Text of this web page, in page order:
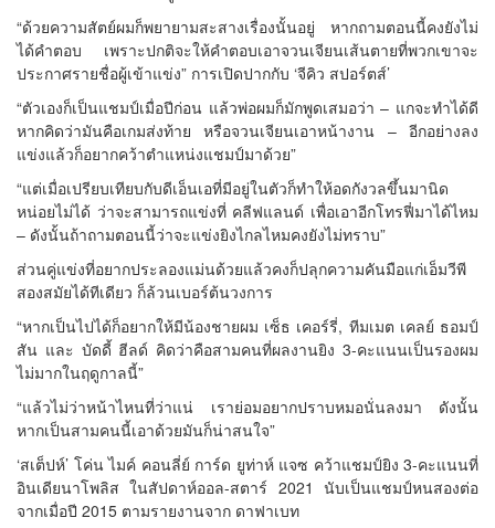
“ด้วยความสัตย์ผมก็พยายามสะสางเรื่องนั้นอยู่ หากถามตอนนี้คงยังไม่
ได้คำตอบ เพราะปกติจะให้คำตอบเอาจวนเจียนเส้นตายที่พวกเขาจะ
ประกาศรายชื่อผู้เข้าแข่ง” การเปิดปากกับ ‘จีคิว สปอร์ตส์’
“ตัวเองก็เป็นแชมป์เมื่อปีก่อน แล้วพ่อผมก็มักพูดเสมอว่า – แกจะทำได้ดี
หากคิดว่ามันคือเกมส่งท้าย หรือจวนเจียนเอาหน้างาน – อีกอย่างลง
แข่งแล้วก็อยากคว้าตำแหน่งแชมป์มาด้วย”
“แต่เมื่อเปรียบเทียบกับดีเอ็นเอที่มีอยู่ในตัวก็ทำให้อดกังวลขึ้นมานิด
หน่อยไม่ได้ ว่าจะสามารถแข่งที่ คลีฟแลนด์ เพื่อเอาอีกโทรฟี่มาได้ไหม
– ดังนั้นถ้าถามตอนนี้ว่าจะแข่งยิงไกลไหมคงยังไม่ทราบ”
ส่วนคู่แข่งที่อยากประลองแม่นด้วยแล้วคงก็ปลุกความคันมือแก่เอ็มวีพี
สองสมัยได้ทีเดียว ก็ล้วนเบอร์ต้นวงการ
“หากเป็นไปได้ก็อยากให้มีน้องชายผม เซ็ธ เคอร์รี่, ทีมเมต เคลย์ ธอมป์
สัน และ บัดดี้ ฮีลด์ คิดว่าคือสามคนที่ผลงานยิง 3-คะแนนเป็นรองผม
ไม่มากในฤดูกาลนี้”
“แล้วไม่ว่าหน้าไหนที่ว่าแน่ เราย่อมอยากปราบหมอนั่นลงมา ดังนั้น
หากเป็นสามคนนี้เอาด้วยมันก็น่าสนใจ”
‘สเต็ปห์’ โค่น ไมค์ คอนลี่ย์ การ์ด ยูท่าห์ แจซ คว้าแชมป์ยิง 3-คะแนนที่
อินเดียนาโพลิส ในสัปดาห์ออล-สตาร์ 2021 นับเป็นแชมป์หนสองต่อ
จากเมื่อปี 2015 ตามรายงานจาก ดาฟาเบท